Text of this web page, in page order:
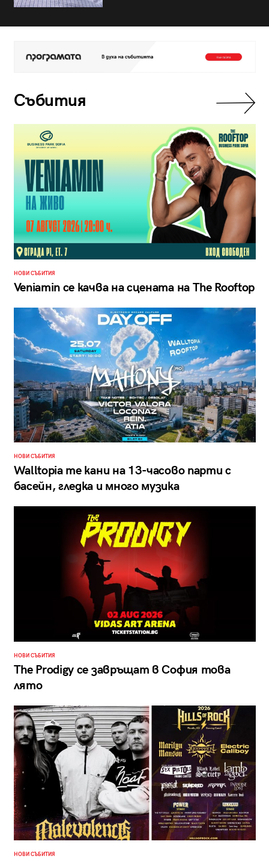
Събития
НОВИ СЪБИТИЯ
Veniamin се качва на сцената на The Rooftop
НОВИ СЪБИТИЯ
Walltopia те кани на 13-часово парти с
басейн, гледка и много музика
НОВИ СЪБИТИЯ
The Prodigy се завръщат в София това
лято
НОВИ СЪБИТИЯ